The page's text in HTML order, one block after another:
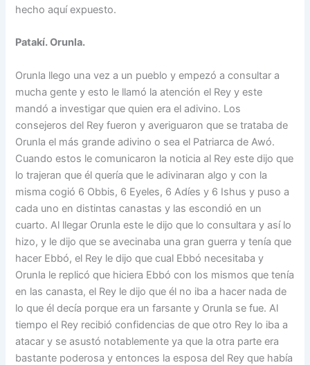
hecho aquí expuesto.
Patakí. Orunla.
Orunla llego una vez a un pueblo y empezó a consultar a
mucha gente y esto le llamó la atención el Rey y este
mandó a investigar que quien era el adivino. Los
consejeros del Rey fueron y averiguaron que se trataba de
Orunla el más grande adivino o sea el Patriarca de Awó.
Cuando estos le comunicaron la noticia al Rey este dijo que
lo trajeran que él quería que le adivinaran algo y con la
misma cogió 6 Obbis, 6 Eyeles, 6 Adíes y 6 Ishus y puso a
cada uno en distintas canastas y las escondió en un
cuarto. Al llegar Orunla este le dijo que lo consultara y así lo
hizo, y le dijo que se avecinaba una gran guerra y tenía que
hacer Ebbó, el Rey le dijo que cual Ebbó necesitaba y
Orunla le replicó que hiciera Ebbó con los mismos que tenía
en las canasta, el Rey le dijo que él no iba a hacer nada de
lo que él decía porque era un farsante y Orunla se fue. Al
tiempo el Rey recibió confidencias de que otro Rey lo iba a
atacar y se asustó notablemente ya que la otra parte era
bastante poderosa y entonces la esposa del Rey que había